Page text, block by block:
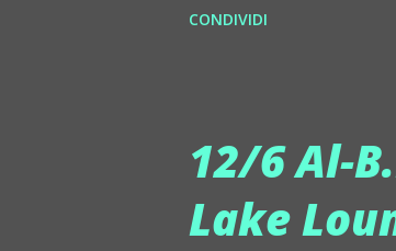
http://
già insieme in
e "We Are Colors"
CONDIVIDI
12/6 Al-
Lake